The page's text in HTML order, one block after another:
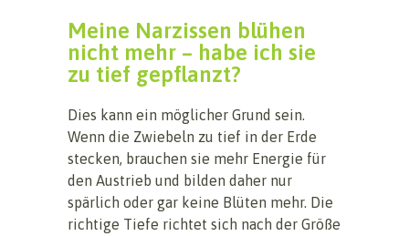
Meine Narzissen blühen
nicht mehr – habe ich sie
zu tief gepflanzt?
Dies kann ein möglicher Grund sein.
Wenn die Zwiebeln zu tief in der Erde
stecken, brauchen sie mehr Energie für
den Austrieb und bilden daher nur
spärlich oder gar keine Blüten mehr. Die
richtige Tiefe richtet sich nach der Größe